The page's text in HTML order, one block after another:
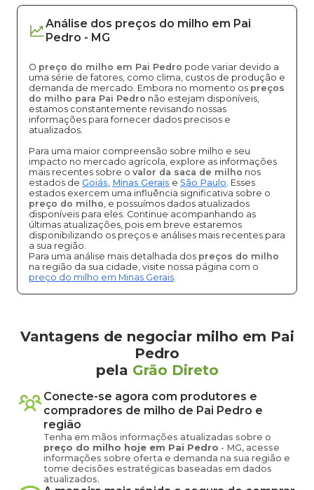
Análise dos preços do milho em Pai
Pedro - MG
O preço do milho em Pai Pedro pode variar devido a
uma série de fatores, como clima, custos de produção e
demanda de mercado. Embora no momento os preços
do milho para Pai Pedro não estejam disponíveis,
estamos constantemente revisando nossas
informações para fornecer dados precisos e
atualizados.
Para uma maior compreensão sobre milho e seu
impacto no mercado agrícola, explore as informações
mais recentes sobre o valor da saca de milho nos
estados de Goiás, Minas Gerais e São Paulo. Esses
estados exercem uma influência significativa sobre o
preço do milho, e possuímos dados atualizados
disponíveis para eles. Continue acompanhando as
últimas atualizações, pois em breve estaremos
disponibilizando os preços e análises mais recentes para
a sua região.
Para uma análise mais detalhada dos preços do milho
na região da sua cidade, visite nossa página com o
preço do milho em Minas Gerais.
Vantagens de negociar milho em Pai
Pedro
pela Grão Direto
Conecte-se agora com produtores e
compradores de milho de Pai Pedro e
região
Tenha em mãos informações atualizadas sobre o
preço do milho hoje em Pai Pedro - MG, acesse
informações sobre oferta e demanda na sua região e
tome decisões estratégicas baseadas em dados
atualizados.